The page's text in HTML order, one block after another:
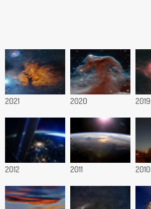
2021 2020 2019
2012 2011 2010